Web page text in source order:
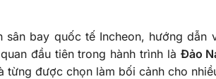
sân bay quốc tế Incheon, hướng
đầu tiên trong hành trình là Đảo
từng được chọn làm bối cảnh cho